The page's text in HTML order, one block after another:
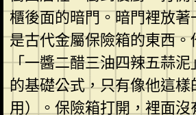
櫃後面的暗門。暗門裡放
是古代金屬保險箱的東西。
「一醬二醋三油四辣五蒜
的基礎公式，只有像他這
用）。保險箱打開，裡面